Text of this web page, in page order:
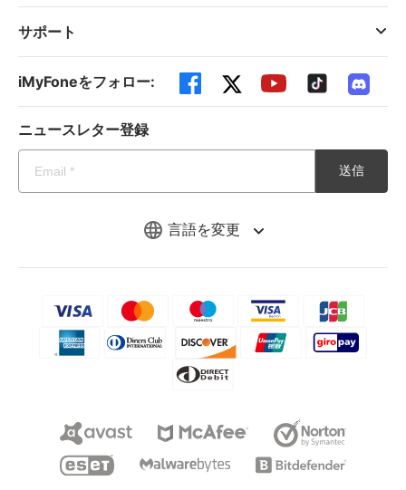
言語を変更
サポート
iMyFoneをフォロー:
ニュースレター登録
送信